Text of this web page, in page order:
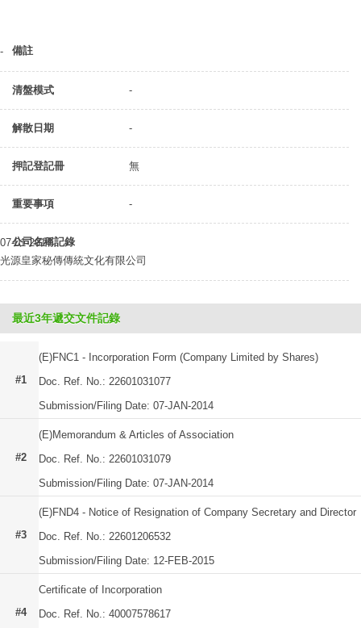
備註
-
清盤模式 -
解散日期 -
押記登記冊 無
重要事項 -
公司名稱記錄
07-01-2014
光源皇家秘傳傳統文化有限公司
最近3年遞交文件記錄
#1
(E)FNC1 - Incorporation Form (Company Limited by Shares)
Doc. Ref. No.: 22601031077
Submission/Filing Date: 07-JAN-2014
#2
(E)Memorandum & Articles of Association
Doc. Ref. No.: 22601031079
Submission/Filing Date: 07-JAN-2014
#3
(E)FND4 - Notice of Resignation of Company Secretary and Director
Doc. Ref. No.: 22601206532
Submission/Filing Date: 12-FEB-2015
#4
Certificate of Incorporation
Doc. Ref. No.: 40007578617